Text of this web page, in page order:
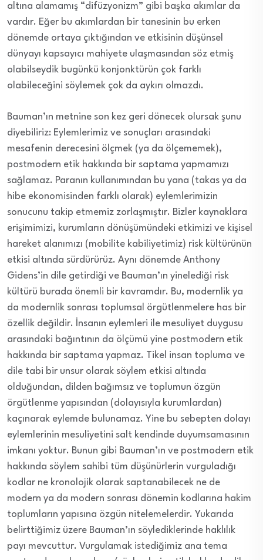
altına alamamış “difüzyonizm” gibi başka akımlar da
vardır. Eğer bu akımlardan bir tanesinin bu erken
dönemde ortaya çıktığından ve etkisinin düşünsel
dünyayı kapsayıcı mahiyete ulaşmasından söz etmiş
olabilseydik bugünkü konjonktürün çok farklı
olabileceğini söylemek çok da aykırı olmazdı.
Bauman’ın metnine son kez geri dönecek olursak şunu
diyebiliriz: Eylemlerimiz ve sonuçları arasındaki
mesafenin derecesini ölçmek (ya da ölçememek),
postmodern etik hakkında bir saptama yapmamızı
sağlamaz. Paranın kullanımından bu yana (takas ya da
hibe ekonomisinden farklı olarak) eylemlerimizin
sonucunu takip etmemiz zorlaşmıştır. Bizler kaynaklara
erişimimizi, kurumların dönüşümündeki etkimizi ve kişisel
hareket alanımızı (mobilite kabiliyetimiz) risk kültürünün
etkisi altında sürdürürüz. Aynı dönemde Anthony
Gidens’in dile getirdiği ve Bauman’ın yinelediği risk
kültürü burada önemli bir kavramdır. Bu, modernlik ya
da modernlik sonrası toplumsal örgütlenmelere has bir
özellik değildir. İnsanın eylemleri ile mesuliyet duygusu
arasındaki bağıntının da ölçümü yine postmodern etik
hakkında bir saptama yapmaz. Tikel insan topluma ve
dile tabi bir unsur olarak söylem etkisi altında
olduğundan, dilden bağımsız ve toplumun özgün
örgütlenme yapısından (dolayısıyla kurumlardan)
kaçınarak eylemde bulunamaz. Yine bu sebepten dolayı
eylemlerinin mesuliyetini salt kendinde duyumsamasının
imkanı yoktur. Bunun gibi Bauman’ın ve postmodern etik
hakkında söylem sahibi tüm düşünürlerin vurguladığı
kodlar ne kronolojik olarak saptanabilecek ne de
modern ya da modern sonrası dönemin kodlarına hakim
toplumların yapısına özgün nitelemelerdir. Yukarıda
belirttiğimiz üzere Bauman’ın söylediklerinde haklılık
payı mevcuttur. Vurgulamak istediğimiz ana tema